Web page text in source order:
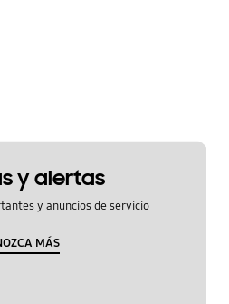
y alertas
y anuncios de servicio
MÁS